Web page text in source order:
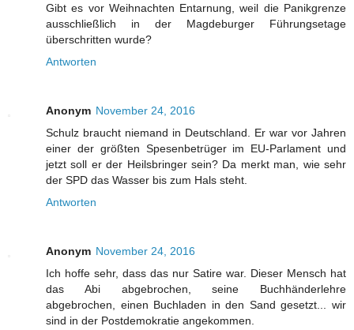
Gibt es vor Weihnachten Entarnung, weil die Panikgrenze
ausschließlich in der Magdeburger Führungsetage
überschritten wurde?
Antworten
Anonym November 24, 2016
Schulz braucht niemand in Deutschland. Er war vor Jahren
einer der größten Spesenbetrüger im EU-Parlament und
jetzt soll er der Heilsbringer sein? Da merkt man, wie sehr
der SPD das Wasser bis zum Hals steht.
Antworten
Anonym November 24, 2016
Ich hoffe sehr, dass das nur Satire war. Dieser Mensch hat
das Abi abgebrochen, seine Buchhänderlehre
abgebrochen, einen Buchladen in den Sand gesetzt... wir
sind in der Postdemokratie angekommen.